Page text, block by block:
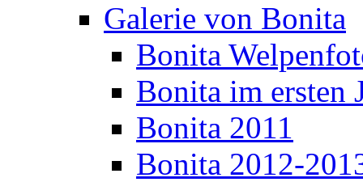
Galerie von Bonita
Bonita
Bonita im ersten
Bonita 2011
Bonita 2012-